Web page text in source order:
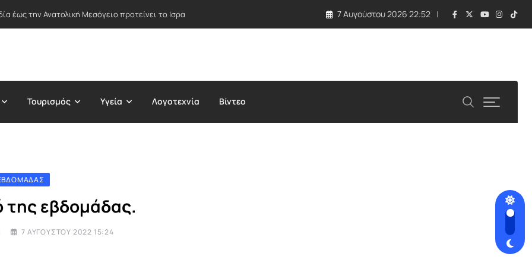
έως την Ανατολική Μεσόγειο προτείνει το Ισραήλ – Στο επίκεντρο Ελλάδα και Κύπρος 7 Αυγούστου 2026 22:52
Τουρισμός Υγεία Λογοτεχνία Βίντεο
της εβδομάδας.
7 ΑΥΓΟΎΣΤΟΥ 2022 15:24